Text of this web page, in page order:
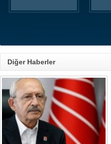
Diğer Haberler